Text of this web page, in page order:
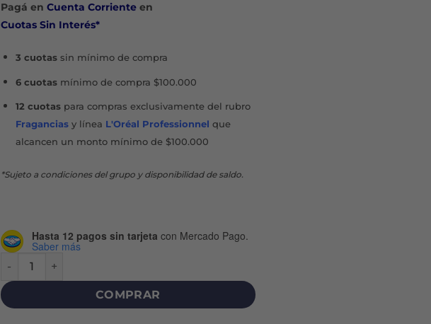
Pagá en Cuenta Corrienteen
Cuotas Sin Interés*
3 cuotassin mínimo de compra
6 cuotasmínimo de compra $100.000
12 cuotaspara compras exclusivamente del rubro
Fraganciasy línea L'Oréal Professionnel que
alcancen un monto mínimo de $100.000
*Sujeto a condiciones del grupo y disponibilidad de saldo.
Hasta 12 pagos sin tarjeta con Mercado Pago.
Saber más
VOLUMIZING BACK COMBING - BLACK LILAC cantidad
COMPRAR